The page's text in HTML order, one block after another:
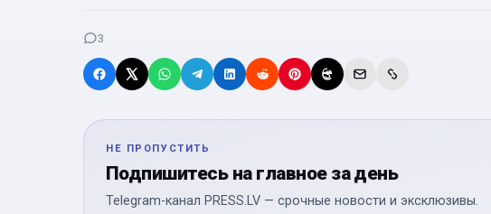
3
НЕ ПРОПУСТИТЬ
Подпишитесь на главное за день
Telegram-канал PRESS.LV — срочные новости и эксклюзивы.